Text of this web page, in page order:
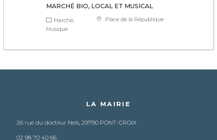
MARCHÉ BIO, LOCAL ET MUSICAL
Place de la République
Marché
Musique
LA MAIRIE
26 rue du docteur Neïs, 29790 PONT-CROIX
02 98 70 40 66